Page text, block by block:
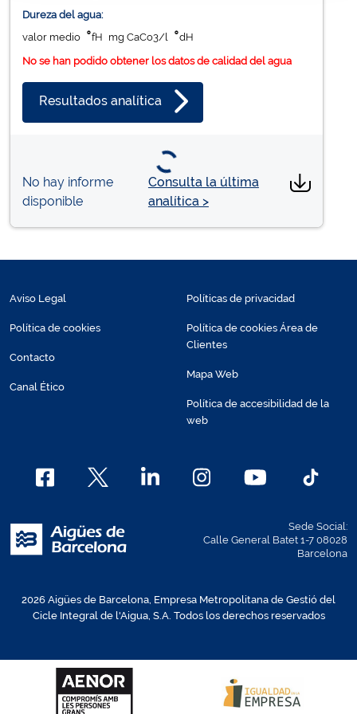
Dureza del agua:
valor medio °fH mg CaCo3/l °dH
No se han podido obtener los datos de calidad del agua
Resultados analítica
No hay informe
disponible
Consulta la última
analítica >
Aviso Legal
Política de cookies
Contacto
Canal Ético
Políticas de privacidad
Política de cookies Área de
Clientes
Mapa Web
Política de accesibilidad de la
web
Sede Social:
Calle General Batet 1-7 08028
Barcelona
2026 Aigües de Barcelona, Empresa Metropolitana de Gestió del
Cicle Integral de l'Aigua, S.A. Todos los derechos reservados